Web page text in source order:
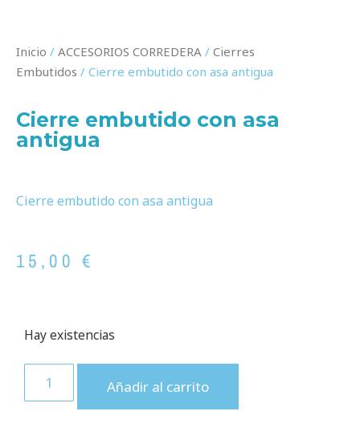
Inicio / ACCESORIOS CORREDERA / Cierres
Embutidos / Cierre embutido con asa antigua
Cierre embutido con asa
antigua
Cierre embutido con asa antigua
15,00€
Hay existencias
Añadir al carrito